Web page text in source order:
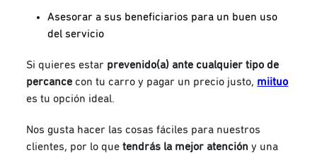
Asesorar a sus beneficiarios para un buen uso
del servicio
Si quieres estar prevenido(a) ante cualquier tipo de
percance con tu carro y pagar un precio justo, miituo
es tu opción ideal.
Nos gusta hacer las cosas fáciles para nuestros
clientes, por lo quetendrás la mejor atencióny una